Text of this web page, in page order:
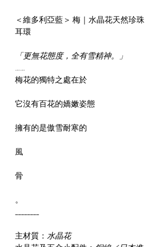
＜維多利亞藍＞ 梅｜水晶花天然珍珠
耳環
「更無花態度，全有雪精神。」
……
梅花的獨特之處在於
它沒有百花的嬌嫩姿態
擁有的是傲雪耐寒的
風
骨
。
主材質： 水晶花